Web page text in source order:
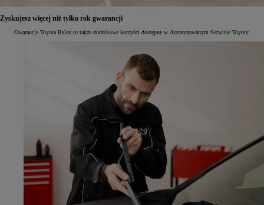
Zyskujesz więcej niż tylko rok gwarancji
Gwarancja Toyota Relax to także dodatkowe korzyści dostępne w Autoryzowanym Serwisie Toyoty.